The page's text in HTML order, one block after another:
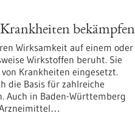
bekämpfen
Wirksamkeit auf einem oder
Wirkstoffen beruht. Sie
Krankheiten eingesetzt.
die Basis für zahlreiche
Auch in Baden-Württemberg
Arzneimittel…